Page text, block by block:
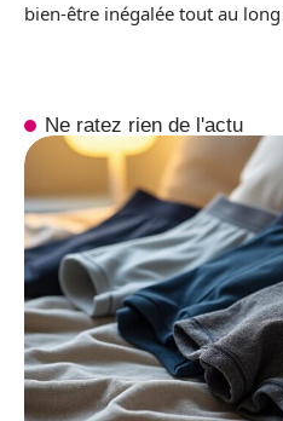
bien-être inégalée tout au
Ne ratez rien de l'actu